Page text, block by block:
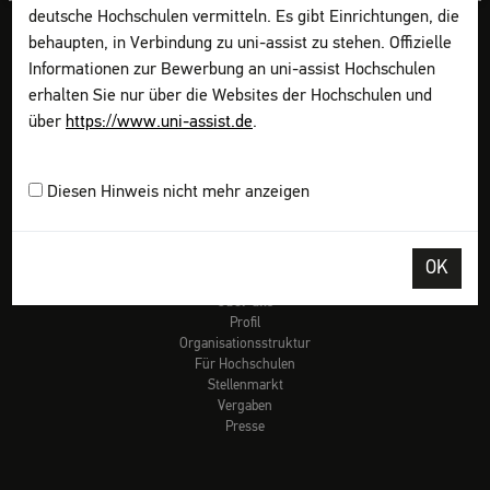
deutsche Hochschulen vermitteln. Es gibt Einrichtungen, die
behaupten, in Verbindung zu uni-assist zu stehen. Offizielle
Informationen zur Bewerbung an uni-assist Hochschulen
erhalten Sie nur über die Websites der Hochschulen und
über https://www.uni-assist.de.
Diesen Hinweis nicht mehr anzeigen
OK
Checklisten
Links
Video-Tutorials
FAQ
Dokumente sammeln
Online bewerben
Über uns
Profil
Organisationsstruktur
Für Hochschulen
Stellenmarkt
Vergaben
Presse